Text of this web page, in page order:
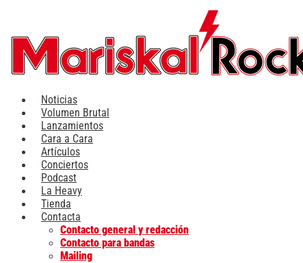
contenido
Noticias
Volumen Brutal
Lanzamientos
Cara a Cara
Artículos
Conciertos
Podcast
La Heavy
Tienda
Contacta
Contacto general y redacción
Contacto para bandas
Mailing